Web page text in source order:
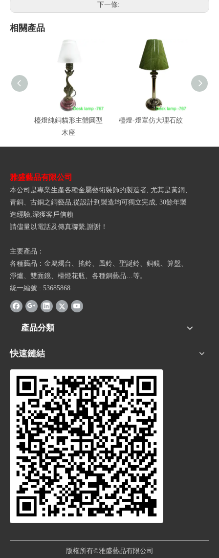
下一條:
相關產品
檯燈純銅貓形主體圓型
木座
檯燈-燈罩仿大理石紋
雅盛藝品有限公司
本公司是專業生產各種金屬藝術裝飾的製造者, 尤其是黃銅、
青銅、古銅之銅藝品,從設計到製造均可獨立完成, 30餘年製
造經驗,深獲客戶信賴
請儘量以電話及傳真聯繫,謝謝！
主要產品：
各種藝品：金屬燭台、搖鈴、風鈴、聖誕鈴、銅鏡、算盤、
淨爐、雙面鏡、檯燈花瓶、各種銅藝品…等。
統一編號 : 53685868
產品分類
快速鏈結
版權所有©雅盛藝品有限公司